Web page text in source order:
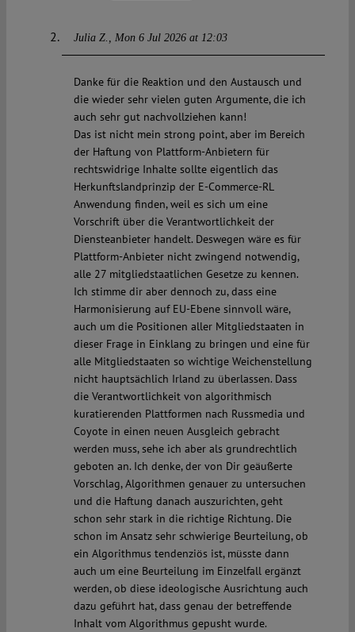
Julia Z. Mon 6 Jul 2026 at 12:03
Danke für die Reaktion und den Austausch und
die wieder sehr vielen guten Argumente, die ich
auch sehr gut nachvollziehen kann!
Das ist nicht mein strong point, aber im Bereich
der Haftung von Plattform-Anbietern für
rechtswidrige Inhalte sollte eigentlich das
Herkunftslandprinzip der E-Commerce-RL
Anwendung finden, weil es sich um eine
Vorschrift über die Verantwortlichkeit der
Diensteanbieter handelt. Deswegen wäre es für
Plattform-Anbieter nicht zwingend notwendig,
alle 27 mitgliedstaatlichen Gesetze zu kennen.
Ich stimme dir aber dennoch zu, dass eine
Harmonisierung auf EU-Ebene sinnvoll wäre,
auch um die Positionen aller Mitgliedstaaten in
dieser Frage in Einklang zu bringen und eine für
alle Mitgliedstaaten so wichtige Weichenstellung
nicht hauptsächlich Irland zu überlassen. Dass
die Verantwortlichkeit von algorithmisch
kuratierenden Plattformen nach Russmedia und
Coyote in einen neuen Ausgleich gebracht
werden muss, sehe ich aber als grundrechtlich
geboten an. Ich denke, der von Dir geäußerte
Vorschlag, Algorithmen genauer zu untersuchen
und die Haftung danach auszurichten, geht
schon sehr stark in die richtige Richtung. Die
schon im Ansatz sehr schwierige Beurteilung, ob
ein Algorithmus tendenziös ist, müsste dann
auch um eine Beurteilung im Einzelfall ergänzt
werden, ob diese ideologische Ausrichtung auch
dazu geführt hat, dass genau der betreffende
Inhalt vom Algorithmus gepusht wurde.